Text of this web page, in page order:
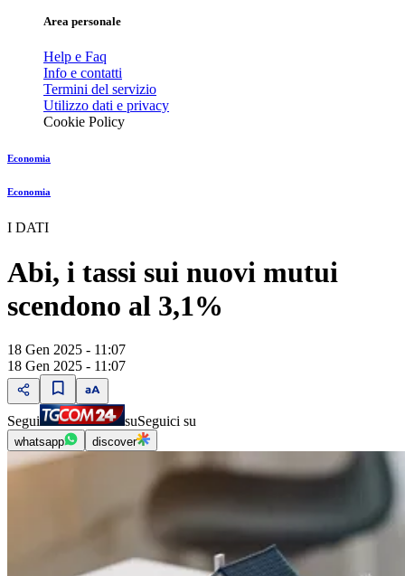
Area personale
Help e Faq
Info e contatti
Termini del servizio
Utilizzo dati e privacy
Cookie Policy
Economia
Economia
I DATI
Abi, i tassi sui nuovi mutui
scendono al 3,1%
18 Gen 2025 - 11:07
18 Gen 2025 - 11:07
Segui suSeguici su
whatsapp discover